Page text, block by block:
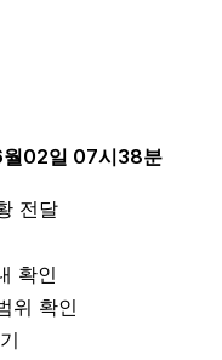
02일 07시38분
전달
확인
위 확인